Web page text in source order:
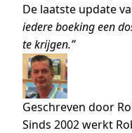
De laatste update
iedere boeking een
te krijgen.”
Geschreven door
Sinds 2002 werkt